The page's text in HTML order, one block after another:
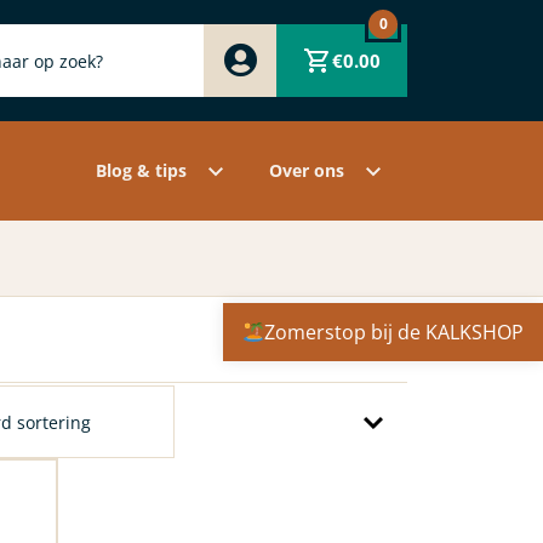
€0.00
0
Zwart
Grijs
Overige pigmenten
Blog & tips Over ons
Contact
Zomerstop bij de KALKSHOP